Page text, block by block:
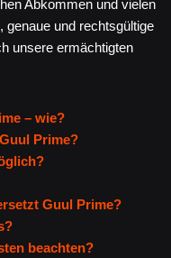
Abkommen und vielen
genaue und rechtsgültige
unsere ermächtigten
– wie?
Prime?
Guul Prime?
beachten?